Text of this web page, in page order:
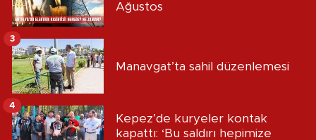
Ağustos
Manavgat’ta sahil düzenlemesi
3
Kepez’de kuryeler kontak
kapattı: ‘Bu saldırı hepimize
4